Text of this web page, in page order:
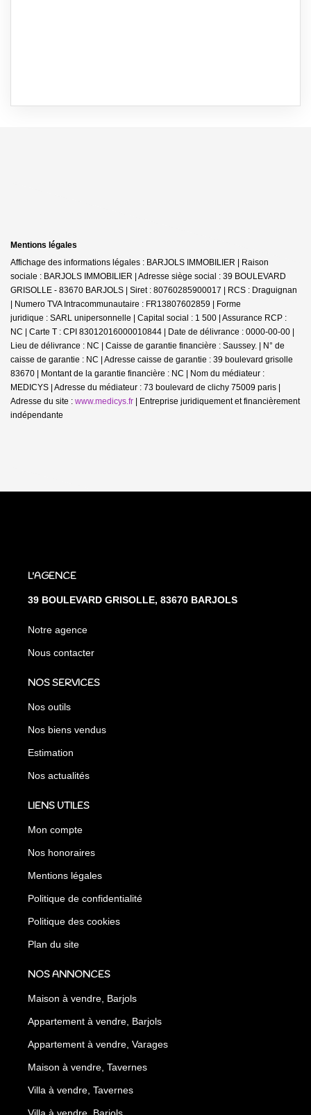
Mentions légales
Affichage des informations légales : BARJOLS IMMOBILIER | Raison
sociale : BARJOLS IMMOBILIER | Adresse siège social : 39 BOULEVARD
GRISOLLE - 83670 BARJOLS | Siret : 80760285900017 | RCS : Draguignan
| Numero TVA Intracommunautaire : FR13807602859 | Forme
juridique : SARL unipersonnelle | Capital social : 1 500 | Assurance RCP :
NC | Carte T : CPI 83012016000010844 | Date de délivrance : 0000-00-00 |
Lieu de délivrance : NC | Caisse de garantie financière : Saussey. | N° de
caisse de garantie : NC | Adresse caisse de garantie : 39 boulevard grisolle
83670 | Montant de la garantie financière : NC | Nom du médiateur :
MEDICYS | Adresse du médiateur : 73 boulevard de clichy 75009 paris |
Adresse du site : www.medicys.fr | Entreprise juridiquement et financièrement
indépendante
L'AGENCE
39 BOULEVARD GRISOLLE, 83670 BARJOLS
Notre agence
Nous contacter
NOS SERVICES
Nos outils
Nos biens vendus
Estimation
Nos actualités
LIENS UTILES
Mon compte
Nos honoraires
Mentions légales
Politique de confidentialité
Politique des cookies
Plan du site
NOS ANNONCES
Maison à vendre, Barjols
Appartement à vendre, Barjols
Appartement à vendre, Varages
Maison à vendre, Tavernes
Villa à vendre, Tavernes